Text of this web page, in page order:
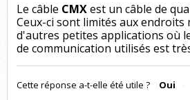
Le câble CMXest un câble de
Ceux-ci sont limités aux endroits
d'autres petites applications où
de communication utilisés est
Cette réponse a-t-elle été utile ? Oui